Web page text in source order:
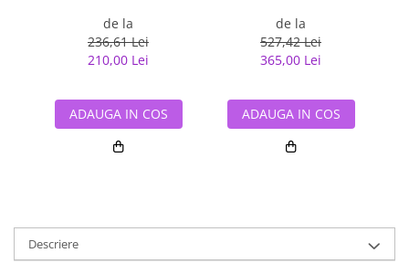
de la
236,61 Lei
210,00 Lei
ADAUGA IN COS
de la
527,42 Lei
365,00 Lei
ADAUGA IN COS
Descriere